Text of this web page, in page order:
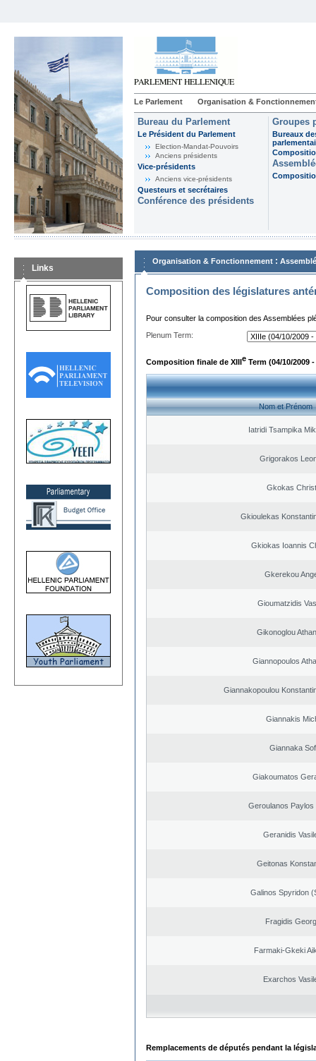
Le Parlement Organisation &
Bureau du Parlement
Le Président du Parlement
Election-Mandat-Pouvoirs
Anciens présidents
Vice-présidents
Anciens vice-présidents
Questeurs et secrétaires
Conférence des présidents
Groupes
Bureaux
Links
Organisation & Fonctionnement :
Composition des législatures
Pour consulter la composition des Assemblées
Plenum Term:
Composition finale de XIIIe Term (04/10/2009 -
Nom et Prénom
Iatridi Tsampika
Grigorakos
Gkokas
Gkioulekas
Gkiokas Ioannis
Gkerekou
Gioumatzidis
Gikonoglou
Giannopoulos
Giannakopoulou
Giannakis
Giannaka
Giakoumatos
Geroulanos Paylos
Geranidis
Geitonas
Galinos Spyridon
Fragidis
Farmaki-Gkeki
Exarchos
Remplacements de députés pendant la